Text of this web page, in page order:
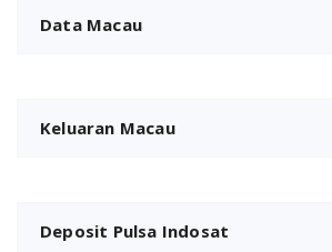
Data Macau
Keluaran Macau
Deposit Pulsa Indosat